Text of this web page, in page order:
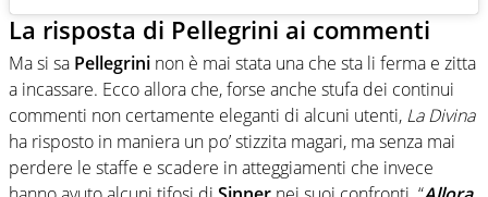
La risposta di Pellegrini ai commenti
Ma si sa Pellegrini non è mai stata una che sta li ferma e zitta
a incassare. Ecco allora che, forse anche stufa dei continui
commenti non certamente eleganti di alcuni utenti, La Divina
ha risposto in maniera un po’ stizzita magari, ma senza mai
perdere le staffe e scadere in atteggiamenti che invece